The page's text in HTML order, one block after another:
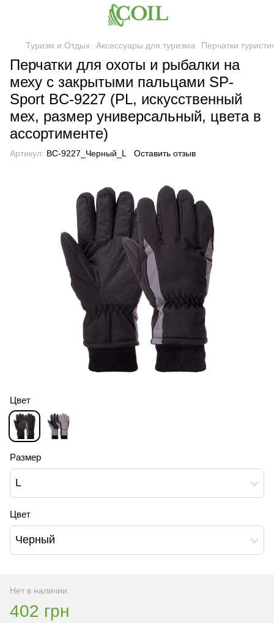
Туризм и Отдых Аксессуары для туризма Перчатки
Перчатки для охоты и рыбалки на
меху с закрытыми пальцами SP-
Sport BC-9227 (PL, искусственный
мех, размер универсальный, цвета в
ассортименте)
Артикул: BC-9227_Черный_L Оставить отзыв
Цвет
Размер
L
Цвет
Черный
Нет в наличии
402 грн